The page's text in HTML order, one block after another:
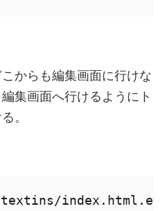
からも編集画面に行けな
集画面へ行けるようにト
。
textins/